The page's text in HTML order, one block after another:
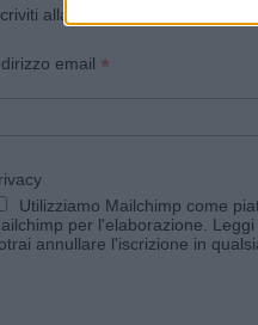
alla newsletter di Gallura
email *
Utilizziamo Mailchimp come
per l'elaborazione.
annullare l'iscrizione in